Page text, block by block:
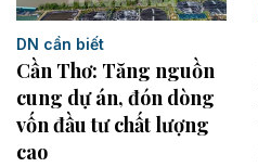
DN cần biết
Cần Thơ: Tăng nguồn
cung dự án, đón dòng
vốn đầu tư chất lượng
cao